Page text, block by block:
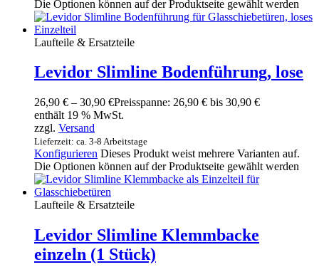
Die Optionen können auf der Produktseite gewählt werden
Laufteile & Ersatzteile
Levidor Slimline Bodenführung, lose
26,90 € – 30,90 €Preisspanne: 26,90 € bis 30,90 €
enthält 19 % MwSt.
zzgl. Versand
Lieferzeit: ca. 3-8 Arbeitstage
Konfigurieren Dieses Produkt weist mehrere Varianten auf.
Die Optionen können auf der Produktseite gewählt werden
Laufteile & Ersatzteile
Levidor Slimline Klemmbacke
einzeln (1 Stück)